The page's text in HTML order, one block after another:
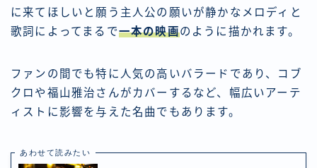
に来てほしいと願う主人公の願いが静かなメロディと
歌詞によってまるで一本の映画のように描かれます。
ファンの間でも特に人気の高いバラードであり、 コブ
クロや福山雅治さんがカバーするなど、幅広いアーテ
ィストに影響を与えた名曲でもあります。
あわせて読みたい